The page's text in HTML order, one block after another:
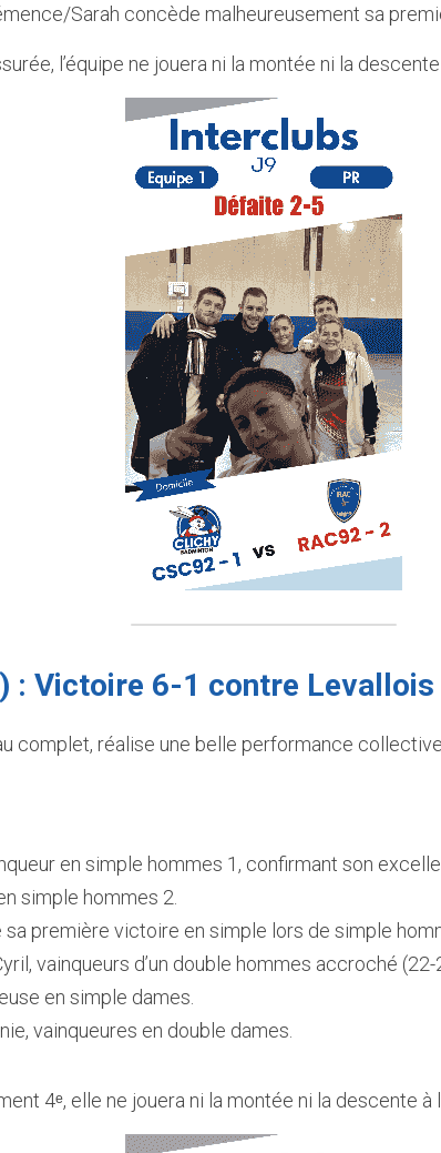
Sarah concède malheureusement sa
l’équipe ne jouera ni la montée ni la
: Victoire 6-1 contre Levallois
complet, réalise une belle performance
en simple hommes 1, confirmant son
simple hommes 2.
sa première victoire en simple lors de simple
vainqueurs d’un double hommes accroché
en simple dames.
vainqueures en double dames.
4ᵉ, elle ne jouera ni la montée ni la descente à